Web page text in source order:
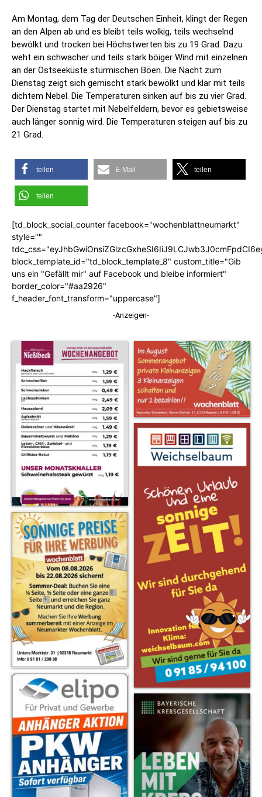
Am Montag, dem Tag der Deutschen Einheit, klingt der Regen
an den Alpen ab und es bleibt teils wolkig, teils wechselnd
bewölkt und trocken bei Höchstwerten bis zu 19 Grad. Dazu
weht ein schwacher und teils stark böiger Wind mit einzelnen
an der Ostseeküste stürmischen Böen. Die Nacht zum
Dienstag zeigt sich gemischt stark bewölkt und klar mit teils
dichtem Nebel. Die Temperaturen sinken auf bis zu vier Grad.
Der Dienstag startet mit Nebelfeldern, bevor es gebietsweise
auch länger sonnig wird. Die Temperaturen steigen auf bis zu
21 Grad.
teilen E-Mail teilen
teilen
[td_block_social_counter facebook="wochenblattneumarkt"
style=""
block_template_id="td_block_template_8" custom_title="Gib
uns ein "Gefällt mir" auf Facebook und bleibe informiert"
border_color="#aa2926"
f_header_font_transform="uppercase"]
-Anzeigen-